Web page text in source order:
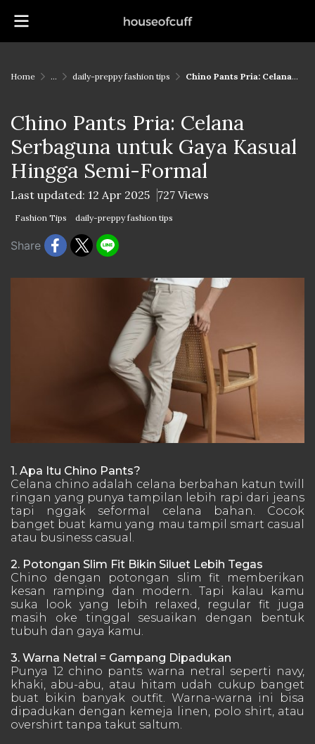
Home ... daily-preppy fashion tips Chino Pants Pria: Celana Serbaguna untuk Gaya Kasual Hingga Semi-Formal
Chino Pants Pria: Celana
Serbaguna untuk Gaya Kasual
Hingga Semi-Formal
Last updated: 12 Apr 2025 727 Views
Fashion Tips daily-preppy fashion tips
Share
1. Apa Itu Chino Pants?
Celana chino adalah celana berbahan katun twill
ringan yang punya tampilan lebih rapi dari jeans
tapi nggak seformal celana bahan. Cocok
banget buat kamu yang mau tampil smart casual
atau business casual.
2. Potongan Slim Fit Bikin Siluet Lebih Tegas
Chino dengan potongan slim fit memberikan
kesan ramping dan modern. Tapi kalau kamu
suka look yang lebih relaxed, regular fit juga
masih oke tinggal sesuaikan dengan bentuk
tubuh dan gaya kamu.
3. Warna Netral = Gampang Dipadukan
Punya 12 chino pants warna netral seperti navy,
khaki, abu-abu, atau hitam udah cukup banget
buat bikin banyak outfit. Warna-warna ini bisa
dipadukan dengan kemeja linen, polo shirt, atau
overshirt tanpa takut saltum.